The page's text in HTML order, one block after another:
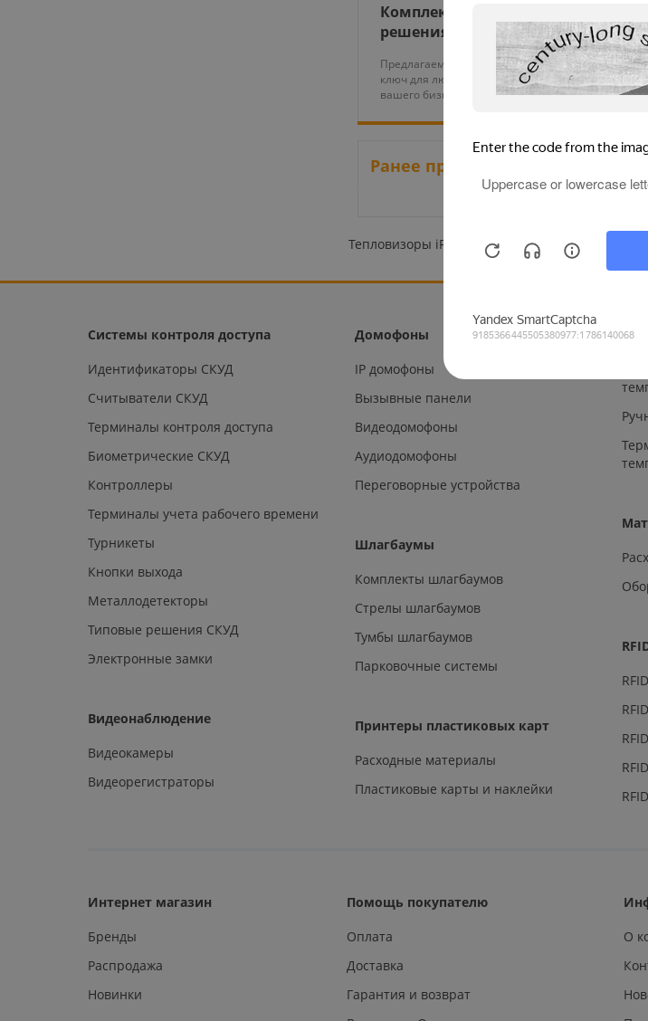
Комплексные
решения
Предлагаем проекты под
ключ для любых задач
вашего бизнеса
работы
Выполняем
тех.
Ранее просмотренные товары
Тепловизоры iRay и другая продукция
Системы контроля доступа
Идентификаторы СКУД
Считыватели СКУД
Терминалы контроля доступа
Биометрические СКУД
Контроллеры
Терминалы учета рабочего времени
Турникеты
Кнопки выхода
Металлодетекторы
Типовые решения СКУД
Электронные замки
Видеонаблюдение
Видеокамеры
Видеорегистраторы
Домофоны
IP домофоны
Вызывные панели
Видеодомофоны
Аудиодомофоны
Переговорные устройства
Шлагбаумы
Комплекты шлагбаумов
Стрелы шлагбаумов
Тумбы шлагбаумов
Парковочные системы
Принтеры пластиковых карт
Расходные материалы
Пластиковые карты и наклейки
Интернет магазин
Бренды
Распродажа
Новинки
Помощь покупателю
Оплата
Доставка
Гарантия и возврат
О